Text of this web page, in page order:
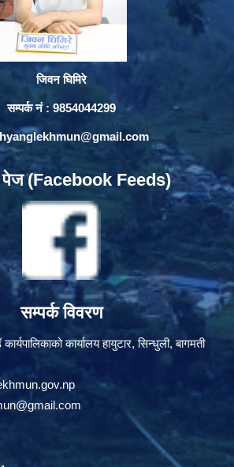
जिवन घिमिरे
सम्पर्क नं : 9854044299
(Facebook Feeds)
सम्पर्क विवरण
कार्यालय हायुटार, सिन्धुली, बागमती